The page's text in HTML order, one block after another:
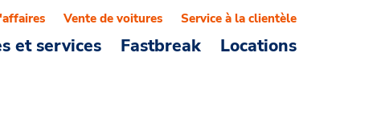
et services Fastbreak Locations
Vente de voitures Service à la clientèle